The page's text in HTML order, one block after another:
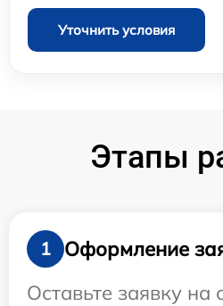
Уточнить условия
Этапы
1
Оформление
Оставьте заявку на